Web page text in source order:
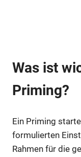
Was ist
Priming?
Ein Priming
formulierten
Rahmen für die